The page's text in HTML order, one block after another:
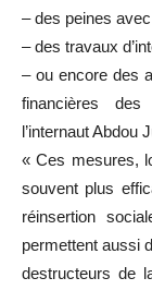
– des peines
– des travaux
– ou encore des
financières
l’internaut Abdou
« Ces mesures,
souvent plus
réinsertion
permettent aussi
destructeurs de